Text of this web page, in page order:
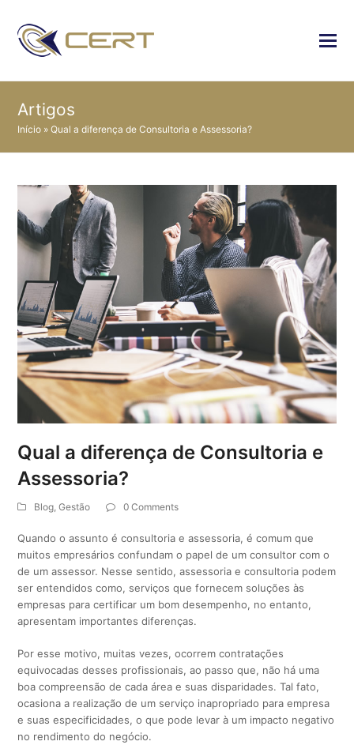
Artigos
Início »Qual a diferença de Consultoria e Assessoria?
Qual a diferença de Consultoria e
Assessoria?
Blog,Gestão 0 Comments
Quando o assunto é consultoria e assessoria, é comum que
muitos empresários confundam o papel de um consultor com o
de um assessor. Nesse sentido, assessoria e consultoria podem
ser entendidos como, serviços que fornecem soluções às
empresas para certificar um bom desempenho, no entanto,
apresentam importantes diferenças.
Por esse motivo, muitas vezes, ocorrem contratações
equivocadas desses profissionais, ao passo que, não há uma
boa compreensão de cada área e suas disparidades. Tal fato,
ocasiona a realização de um serviço inapropriado para empresa
e suas especificidades, o que pode levar à um impacto negativo
no rendimento do negócio.